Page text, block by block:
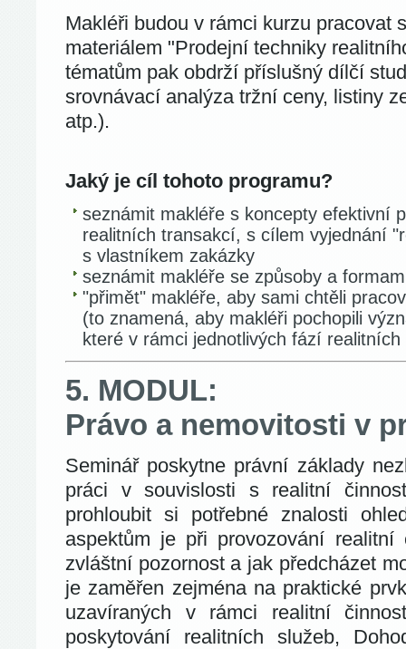
Makléři budou v rámci kurzu pracovat
materiálem "Prodejní techniky
tématům pak obdrží příslušný dílčí
srovnávací analýza tržní ceny, listiny
atp.).
Jaký je cíl tohoto programu?
seznámit makléře s koncepty efektivní
realitních transakcí, s cílem vyjednání
s vlastníkem zakázky
seznámit makléře se způsoby a
"přimět" makléře, aby sami chtěli
(to znamená, aby makléři pochopili
které v rámci jednotlivých fází
5. MODUL:
Právo a nemovitosti v
Seminář poskytne právní základy
práci v souvislosti s realitní
prohloubit si potřebné znalosti
aspektům je při provozování realitní
zvláštní pozornost a jak předcházet
je zaměřen zejména na praktické
uzavíraných v rámci realitní
poskytování realitních služeb,